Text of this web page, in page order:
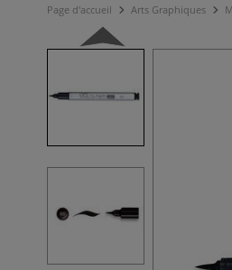
Page d'accueil Arts Graphiques